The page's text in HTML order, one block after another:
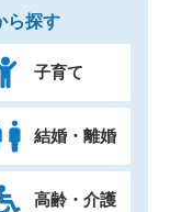
ら探す
子育て
結婚・離婚
高齢・介護